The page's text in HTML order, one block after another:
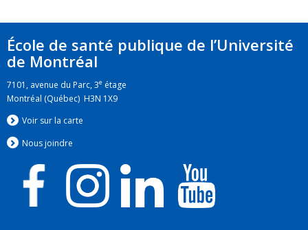
École de santé publique de l’Université
de Montréal
7101, avenue du Parc, 3e étage
Montréal (Québec) H3N 1X9
Voir sur la carte
Nous joindre